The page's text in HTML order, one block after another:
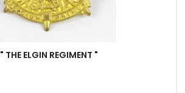
" THE ELGIN REGIMENT "